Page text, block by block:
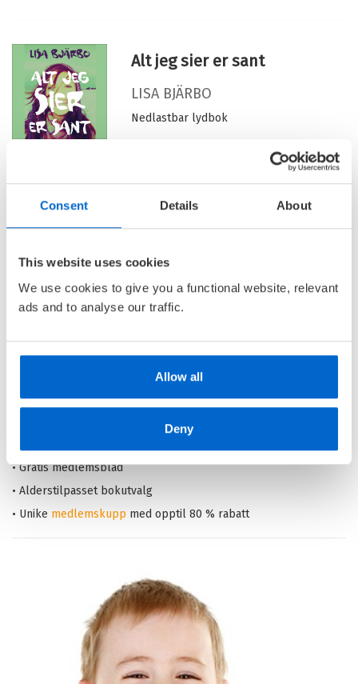
Consent Details About
This website uses cookies
We use cookies to give you a functional website, relevant
ads and to analyse our traffic.
Allow all
Deny
Alt jeg sier er sant
LISA BJÄRBO
Nedlastbar lydbok
Pris 199,–
Din barnebokhandel på nett
• Best på barnebøker
• Alltid godetilbudmed knallpriser
• Gratis medlemsblad
• Alderstilpasset bokutvalg
• Unike medlemskupp med opptil 80 % rabatt